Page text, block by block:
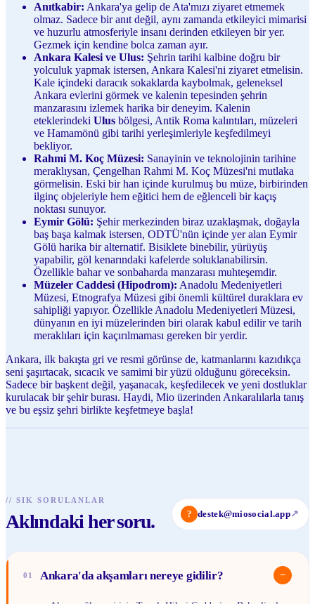
Anıtkabir: Ankara'ya gelip de Ata'mızı ziyaret etmemek
olmaz. Sadece bir anıt değil, aynı zamanda etkileyici mimarisi
ve huzurlu atmosferiyle insanı derinden etkileyen bir yer.
Gezmek için kendine bolca zaman ayır.
Ankara Kalesi ve Ulus: Şehrin tarihi kalbine doğru bir
yolculuk yapmak istersen, Ankara Kalesi'ni ziyaret etmelisin.
Kale içindeki daracık sokaklarda kaybolmak, geleneksel
Ankara evlerini görmek ve kalenin tepesinden şehrin
manzarasını izlemek harika bir deneyim. Kalenin
eteklerindeki Ulus bölgesi, Antik Roma kalıntıları, müzeleri
ve Hamamönü gibi tarihi yerleşimleriyle keşfedilmeyi
bekliyor.
Rahmi M. Koç Müzesi: Sanayinin ve teknolojinin tarihine
meraklıysan, Çengelhan Rahmi M. Koç Müzesi'ni mutlaka
görmelisin. Eski bir han içinde kurulmuş bu müze, birbirinden
ilginç objeleriyle hem eğitici hem de eğlenceli bir kaçış
noktası sunuyor.
Eymir Gölü: Şehir merkezinden biraz uzaklaşmak, doğayla
baş başa kalmak istersen, ODTÜ'nün içinde yer alan Eymir
Gölü harika bir alternatif. Bisiklete binebilir, yürüyüş
yapabilir, göl kenarındaki kafelerde soluklanabilirsin.
Özellikle bahar ve sonbaharda manzarası muhteşemdir.
Müzeler Caddesi (Hipodrom): Anadolu Medeniyetleri
Müzesi, Etnografya Müzesi gibi önemli kültürel duraklara ev
sahipliği yapıyor. Özellikle Anadolu Medeniyetleri Müzesi,
dünyanın en iyi müzelerinden biri olarak kabul edilir ve tarih
meraklıları için kaçırılmaması gereken bir yerdir.
Ankara, ilk bakışta gri ve resmi görünse de, katmanlarını kazıdıkça
seni şaşırtacak, sıcacık ve samimi bir yüzü olduğunu göreceksin.
Sadece bir başkent değil, yaşanacak, keşfedilecek ve yeni dostluklar
kurulacak bir şehir burası. Haydi, Mio üzerinden Ankaralılarla tanış
ve bu eşsiz şehri birlikte keşfetmeye başla!
// SIK SORULANLAR
Aklındaki her soru. ? destek@miosocial.app↗
01 Ankara'da akşamları nereye gidilir? −